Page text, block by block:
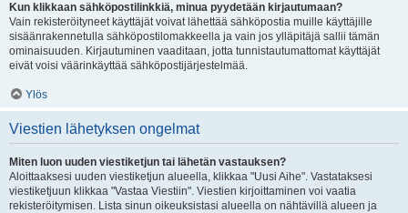
Kun klikkaan sähköpostilinkkiä, minua pyydetään kirjautumaan?
Vain rekisteröityneet käyttäjät voivat lähettää sähköpostia muille käyttäjille
sisäänrakennetulla sähköpostilomakkeella ja vain jos ylläpitäjä sallii tämän
ominaisuuden. Kirjautuminen vaaditaan, jotta tunnistautumattomat käyttäjät
eivät voisi väärinkäyttää sähköpostijärjestelmää.
Ylös
Viestien lähetyksen ongelmat
Miten luon uuden viestiketjun tai lähetän vastauksen?
Aloittaaksesi uuden viestiketjun alueella, klikkaa "Uusi Aihe". Vastataksesi
viestiketjuun klikkaa "Vastaa Viestiin". Viestien kirjoittaminen voi vaatia
rekisteröitymisen. Lista sinun oikeuksistasi alueella on nähtävillä alueen ja